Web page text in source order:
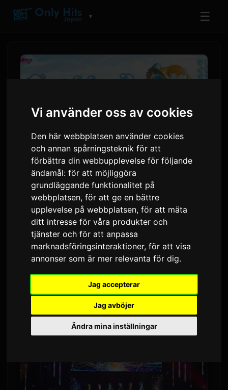
Vi använder oss av cookies
Den här webbplatsen använder cookies
och annan spårningsteknik för att
förbättra din webbupplevelse för följande
ändamål:för att möjliggöra
grundläggande funktionalitet på
webbplatsen,för att ge en bättre
upplevelse på webbplatsen,för att mäta
ditt intresse för våra produkter och
tjänster och för att anpassa
marknadsföringsinteraktioner,för att visa
annonser som är mer relevanta för dig.
Jag accepterar
Jag avböjer
Ändra mina inställningar
▼ ☰
Hatsune Miku presenterar
'Magical Mirai 2026'-turne
AvSam 9 juli 2026
Översatt från engelska
2,512 visningar
Hatsune Miku:s årliga evenemang 'Magical Mirai'
kommer att turnera i tre japanska städer 2026.